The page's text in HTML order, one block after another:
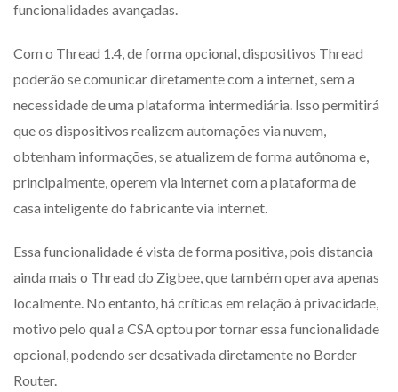
funcionalidades avançadas.
Com o Thread 1.4, de forma opcional, dispositivos Thread
poderão se comunicar diretamente com a internet, sem a
necessidade de uma plataforma intermediária. Isso permitirá
que os dispositivos realizem automações via nuvem,
obtenham informações, se atualizem de forma autônoma e,
principalmente, operem via internet com a plataforma de
casa inteligente do fabricante via internet.
Essa funcionalidade é vista de forma positiva, pois distancia
ainda mais o Thread do Zigbee, que também operava apenas
localmente. No entanto, há críticas em relação à privacidade,
motivo pelo qual a CSA optou por tornar essa funcionalidade
opcional, podendo ser desativada diretamente no Border
Router.